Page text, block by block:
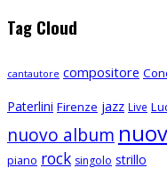
Tag Cloud
cantautore compositore
Paterlini Firenze jazz Live
nuovo album
piano rock singolo strillo